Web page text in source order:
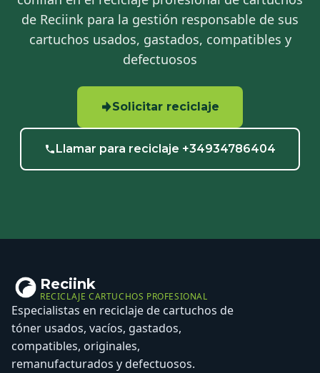
de Reciink para la gestión responsable de sus
cartuchos usados, gastados, compatibles y
defectuosos
Solicitar reciclaje
Llamar para reciclaje +34934786404
Reciink
RECICLAJE CARTUCHOS PROFESIONAL
Especialistas en reciclaje de cartuchos de
tóner usados, vacíos, gastados,
compatibles, originales,
remanufacturados y defectuosos.